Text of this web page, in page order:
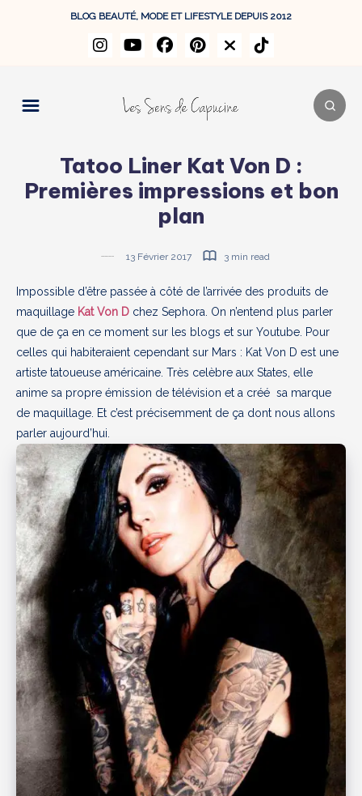
BLOG BEAUTÉ, MODE ET LIFESTYLE DEPUIS 2012
Tatoo Liner Kat Von D :
Premières impressions et bon
plan
13 Février 2017 3 min read
Impossible d’être passée à côté de l’arrivée des produits de
maquillage Kat Von D chez Sephora. On n’entend plus parler
que de ça en ce moment sur les blogs et sur Youtube. Pour
celles qui habiteraient cependant sur Mars : Kat Von D est une
artiste tatoueuse américaine. Très celèbre aux States, elle
anime sa propre émission de télévision et a créé sa marque
de maquillage. Et c’est précisemment de ça dont nous allons
parler aujourd’hui.